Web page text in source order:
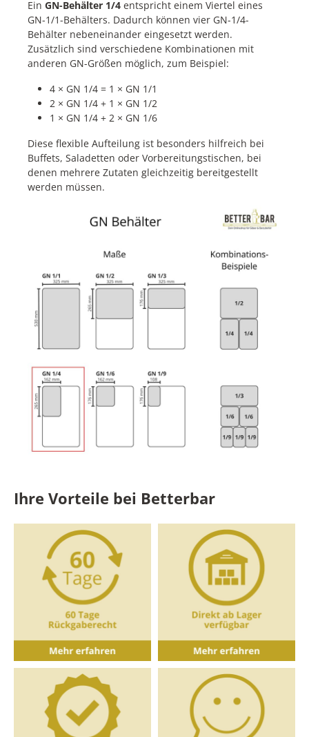
Flexsil Silikondeckel:Gastronorm: 1/4Material:
SilikonTemperaturbeständig: -40 °C bis 220
°CGeeignet für Mikrowelle &
BackofenSpülmaschinenfest
Ein GN-Behälter 1/4 entspricht einem Viertel eines
GN-1/1-Behälters. Dadurch können vier GN-1/4-
Behälter nebeneinander eingesetzt werden.
Zusätzlich sind verschiedene Kombinationen mit
anderen GN-Größen möglich, zum Beispiel:
4 × GN 1/4 = 1 × GN 1/1
2 × GN 1/4 + 1 × GN 1/2
1 × GN 1/4 + 2 × GN 1/6
Diese flexible Aufteilung ist besonders hilfreich bei
Buffets, Saladetten oder Vorbereitungstischen, bei
denen mehrere Zutaten gleichzeitig bereitgestellt
werden müssen.
Ihre Vorteile bei Betterbar